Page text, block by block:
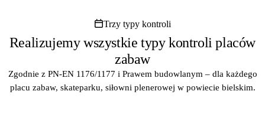
Trzy typy kontroli
Realizujemy wszystkie typy kontroli placów
zabaw
Zgodnie z PN-EN 1176/1177 i Prawem budowlanym – dla każdego
placu zabaw, skateparku, siłowni plenerowej w powiecie bielskim.